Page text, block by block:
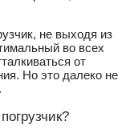
не выходя из
во всех
от
Но это далеко не